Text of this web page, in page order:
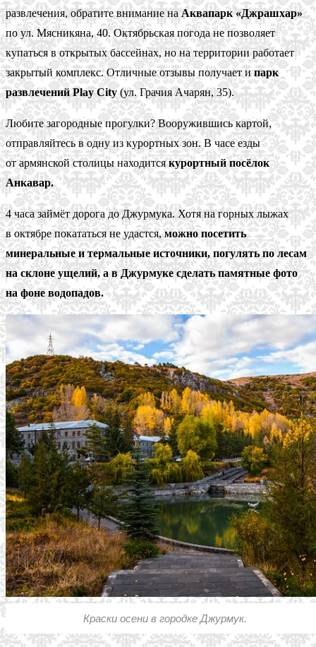
развлечения, обратите внимание наАквапарк «Джрашхар»
по ул. Мясникяна, 40. Октябрьская погода не позволяет
купаться в открытых бассейнах, но на территории работает
закрытый комплекс. Отличные отзывы получает ипарк
развлечений Play City(ул. Грачия Ачарян, 35).
Любите загородные прогулки? Вооружившись картой,
отправляйтесь в одну из курортных зон. В часе езды
от армянской столицы находитсякурортный посёлок
Анкавар.
4 часа займёт дорога до Джурмука. Хотя на горных лыжах
в октябре покататься не удастся,можно посетить
минеральные и термальные источники, погулять по лесам
на склоне ущелий, а в Джурмуке сделать памятные фото
на фоне водопадов.
Краски осени в городке Джурмук.